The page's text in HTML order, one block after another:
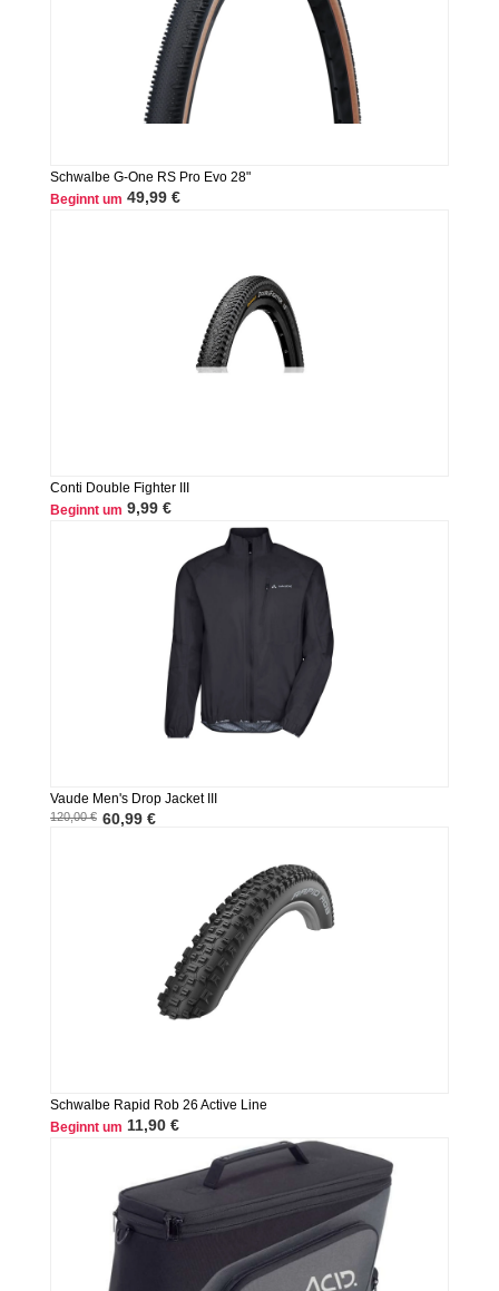
Schwalbe G-One RS Pro Evo 28"
Beginnt um 49,99 €
Conti Double Fighter III
Beginnt um 9,99 €
Vaude Men's Drop Jacket III
120,00 € 60,99 €
Schwalbe Rapid Rob 26 Active Line
Beginnt um 11,90 €